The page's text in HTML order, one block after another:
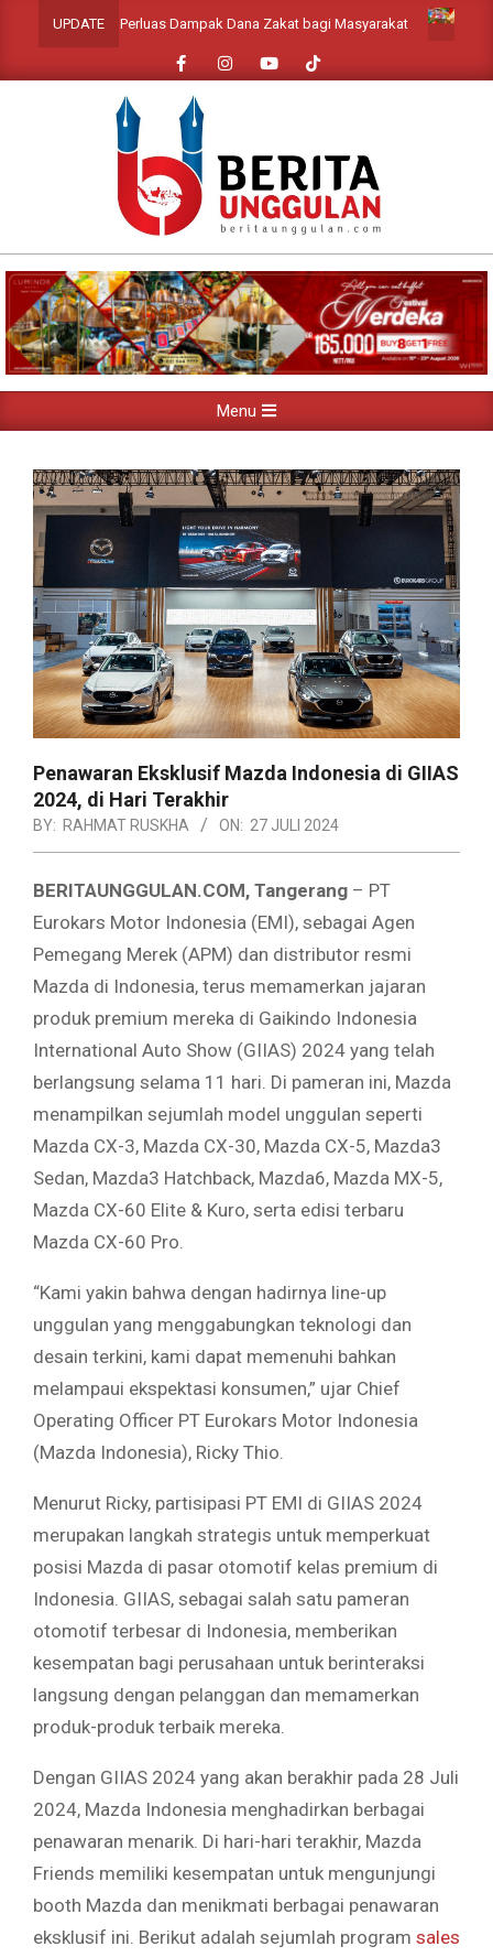
UPDATE
untuk Perluas Dampak Dana Zakat bagi Masyarakat PHM
Navigation
Menu
Penawaran Eksklusif Mazda Indonesia di GIIAS
2024, di Hari Terakhir
BY: RAHMAT RUSKHA ON: 27 JULI 2024
BERITAUNGGULAN.COM, Tangerang – PT
Eurokars Motor Indonesia (EMI), sebagai Agen
Pemegang Merek (APM) dan distributor resmi
Mazda di Indonesia, terus memamerkan jajaran
produk premium mereka di Gaikindo Indonesia
International Auto Show (GIIAS) 2024 yang telah
berlangsung selama 11 hari. Di pameran ini, Mazda
menampilkan sejumlah model unggulan seperti
Mazda CX-3, Mazda CX-30, Mazda CX-5, Mazda3
Sedan, Mazda3 Hatchback, Mazda6, Mazda MX-5,
Mazda CX-60 Elite & Kuro, serta edisi terbaru
Mazda CX-60 Pro.
“Kami yakin bahwa dengan hadirnya line-up
unggulan yang menggabungkan teknologi dan
desain terkini, kami dapat memenuhi bahkan
melampaui ekspektasi konsumen,” ujar Chief
Operating Officer PT Eurokars Motor Indonesia
(Mazda Indonesia), Ricky Thio.
Menurut Ricky, partisipasi PT EMI di GIIAS 2024
merupakan langkah strategis untuk memperkuat
posisi Mazda di pasar otomotif kelas premium di
Indonesia. GIIAS, sebagai salah satu pameran
otomotif terbesar di Indonesia, memberikan
kesempatan bagi perusahaan untuk berinteraksi
langsung dengan pelanggan dan memamerkan
produk-produk terbaik mereka.
Dengan GIIAS 2024 yang akan berakhir pada 28 Juli
2024, Mazda Indonesia menghadirkan berbagai
penawaran menarik. Di hari-hari terakhir, Mazda
Friends memiliki kesempatan untuk mengunjungi
booth Mazda dan menikmati berbagai penawaran
eksklusif ini. Berikut adalah sejumlah program sales